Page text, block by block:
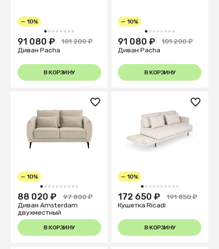
1 2 3 4 5 6 7 8
— 10%
91 080 ₽
101 200 ₽
Диван Pacha
В КОРЗИНУ
1 2 3 4 5 6 7 8
— 10%
91 080 ₽
101 200 ₽
Диван Pacha
В КОРЗИНУ
1 2 3 4 5 6 7 8 9 10
— 10%
88 020 ₽
97 800 ₽
Диван Amsterdam
двухместный
В КОРЗИНУ
1 2 3 4 5 6 7 8 9 10
— 10%
172 650 ₽
191 850 ₽
Кушетка Ricadi
В КОРЗИНУ